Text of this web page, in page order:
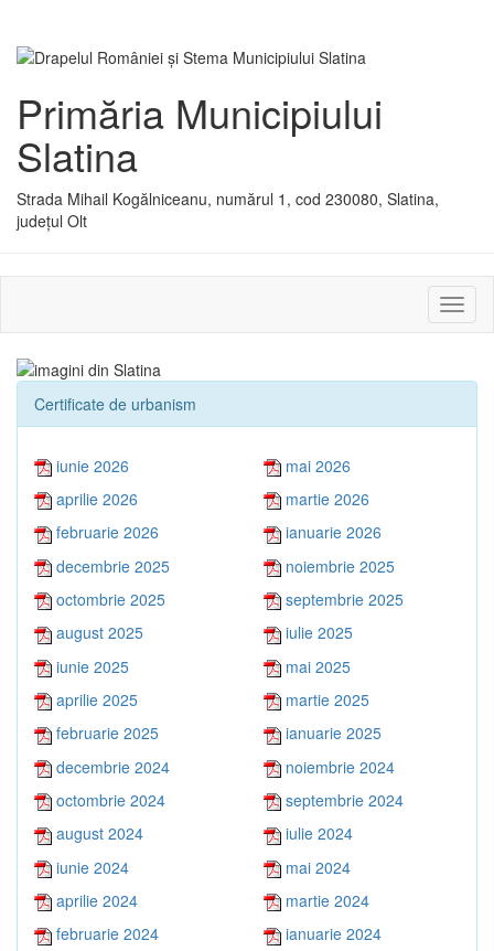
Primăria Municipiului
Slatina
Strada Mihail Kogălniceanu, numărul 1, cod 230080, Slatina,
județul Olt
sau
Certificate de urbanism
iunie 2026
mai 2026
aprilie 2026
martie 2026
februarie 2026
ianuarie 2026
decembrie 2025
noiembrie 2025
octombrie 2025
septembrie 2025
august 2025
iulie 2025
iunie 2025
mai 2025
aprilie 2025
martie 2025
februarie 2025
ianuarie 2025
decembrie 2024
noiembrie 2024
octombrie 2024
septembrie 2024
august 2024
iulie 2024
iunie 2024
mai 2024
aprilie 2024
martie 2024
februarie 2024
ianuarie 2024